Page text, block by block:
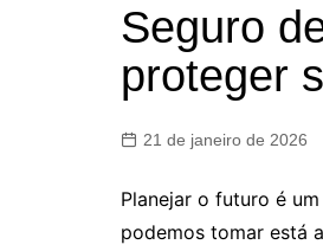
Seguro
proteger
21 de janeiro de 2026
Planejar o futuro é
podemos tomar está